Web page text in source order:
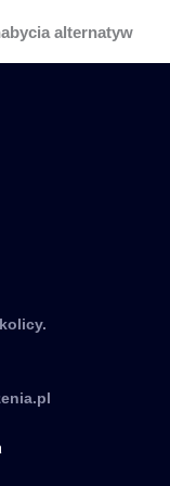
alternatyw